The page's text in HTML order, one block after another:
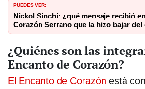
PUEDES VER:
Nickol Sinchi: ¿qué mensaje recibió
Corazón Serrano que la hizo bajar del
¿Quiénes son las
Encanto de Corazón?
El Encanto de Corazón está